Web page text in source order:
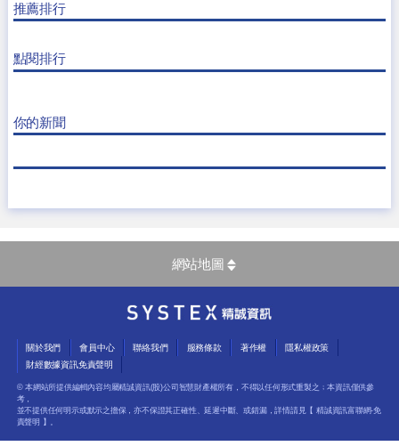
推薦排行
點閱排行
你的新聞
網站地圖
關於我們 會員中心 聯絡我們 服務條款 著作權
隱私權政策
財經數據資訊免責聲明
© 本網站所提供編輯內容均屬精誠資訊(股)公司智慧財產權所有，不得以任何形式重製之﹔本資訊僅供參
考，
並不提供任何明示或默示之擔保，亦不保證其正確性、延遲中斷、或錯漏，詳情請見【 精誠資訊富聯網-免
責聲明 】。